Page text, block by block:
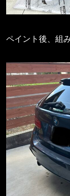
ペイント後、組